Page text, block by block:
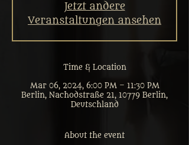
Jetzt andere
Veranstaltungen ansehen
Time & Location
Mar 06, 2024, 6:00 PM – 11:30 PM
Berlin, Nachodstraße 21, 10779 Berlin,
Deutschland
About the event